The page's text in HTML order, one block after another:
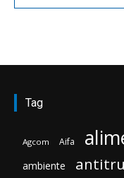
Tag
Agcom Aifa
ambiente